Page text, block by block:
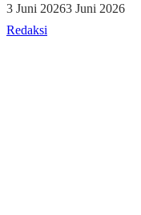
3 Juni 20263 Juni 2026
Redaksi